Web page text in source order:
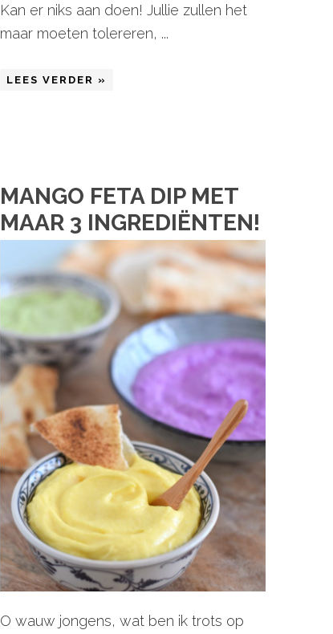
Kan er niks aan doen! Jullie zullen het
maar moeten tolereren, ...
LEES VERDER »
MANGO FETA DIP MET
MAAR 3 INGREDIËNTEN!
O wauw jongens, wat ben ik trots op